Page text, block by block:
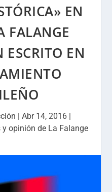
EN
FALANGE
ESCRITO EN
| Abr 14, 2016|
opinión de La Falange